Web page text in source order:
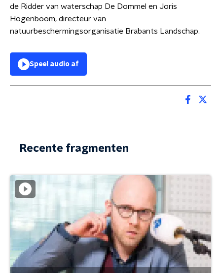
de Ridder van waterschap De Dommel en Joris
Hogenboom, directeur van
natuurbeschermingsorganisatie Brabants Landschap.
Speel audio af
Recente fragmenten